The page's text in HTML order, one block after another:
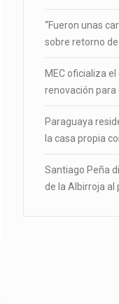
“Fueron unas
sobre retorno
MEC oficializa
renovación para
Paraguaya
la casa propia
Santiago Peña
de la Albirroja al